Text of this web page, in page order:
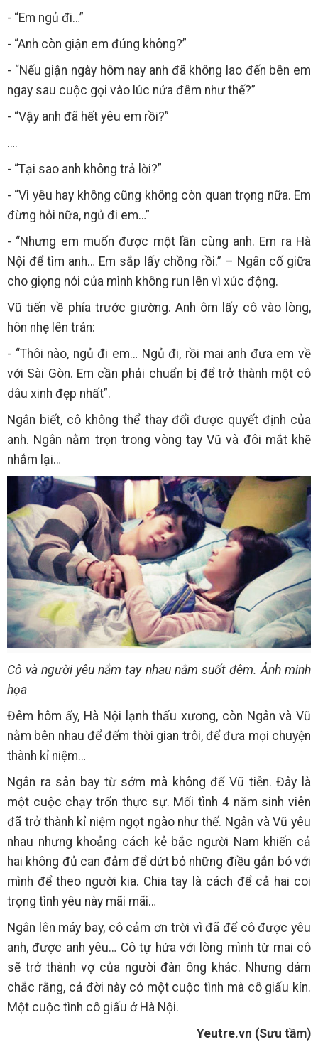
- “Em ngủ đi…”
- “Anh còn giận em đúng không?”
- “Nếu giận ngày hôm nay anh đã không lao đến bên em
ngay sau cuộc gọi vào lúc nửa đêm như thế?”
- “Vậy anh đã hết yêu em rồi?”
….
- “Tại sao anh không trả lời?”
- “Vì yêu hay không cũng không còn quan trọng nữa. Em
đừng hỏi nữa, ngủ đi em…”
- “Nhưng em muốn được một lần cùng anh. Em ra Hà
Nội để tìm anh… Em sắp lấy chồng rồi.” – Ngân cố giữa
cho giọng nói của mình không run lên vì xúc động.
Vũ tiến về phía trước giường. Anh ôm lấy cô vào lòng,
hôn nhẹ lên trán:
- “Thôi nào, ngủ đi em… Ngủ đi, rồi mai anh đưa em về
với Sài Gòn. Em cần phải chuẩn bị để trở thành một cô
dâu xinh đẹp nhất”.
Ngân biết, cô không thể thay đổi được quyết định của
anh. Ngân nằm trọn trong vòng tay Vũ và đôi mắt khẽ
nhắm lại…
Cô và người yêu nắm tay nhau nằm suốt đêm. Ảnh minh
họa
Đêm hôm ấy, Hà Nội lạnh thấu xương, còn Ngân và Vũ
nằm bên nhau để đếm thời gian trôi, để đưa mọi chuyện
thành kỉ niệm…
Ngân ra sân bay từ sớm mà không để Vũ tiễn. Đây là
một cuộc chạy trốn thực sự. Mối tình 4 năm sinh viên
đã trở thành kỉ niệm ngọt ngào như thế. Ngân và Vũ yêu
nhau nhưng khoảng cách kẻ bắc người Nam khiến cả
hai không đủ can đảm để dứt bỏ những điều gắn bó với
mình để theo người kia. Chia tay là cách để cả hai coi
trọng tình yêu này mãi mãi…
Ngân lên máy bay, cô cảm ơn trời vì đã để cô được yêu
anh, được anh yêu… Cô tự hứa với lòng mình từ mai cô
sẽ trở thành vợ của người đàn ông khác. Nhưng dám
chắc rằng, cả đời này có một cuộc tình mà cô giấu kín.
Một cuộc tình cô giấu ở Hà Nội.
Yeutre.vn (Sưu tầm)